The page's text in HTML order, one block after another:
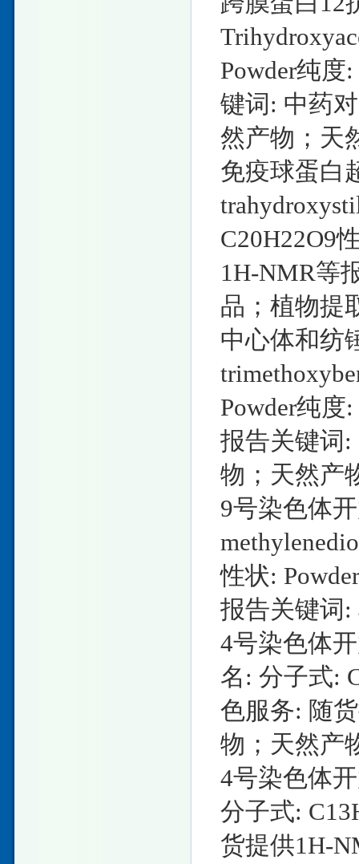
Powder纯
键词: 中药
然产物；天
免疫球蛋白
C20H22O9
1H-NMR等
品；植物提
中心体和纺
Powder纯
报告关键词
物；天然产
9号染色体
性状:
报告关键词
4号染色体
名: 分子式:
色服务: 随
物；天然产
4号染色体
分子式:
货提供1H-